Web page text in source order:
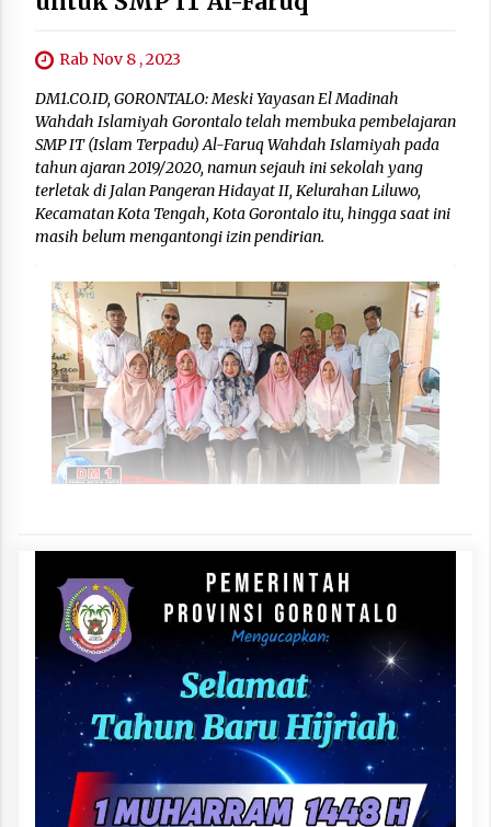
Rab Nov 8 , 2023
DM1.CO.ID, GORONTALO: Meski Yayasan El Madinah
Wahdah Islamiyah Gorontalo telah membuka pembelajaran
SMP IT (Islam Terpadu) Al-Faruq Wahdah Islamiyah pada
tahun ajaran 2019/2020, namun sejauh ini sekolah yang
terletak di Jalan Pangeran Hidayat II, Kelurahan Liluwo,
Kecamatan Kota Tengah, Kota Gorontalo itu, hingga saat ini
masih belum mengantongi izin pendirian.